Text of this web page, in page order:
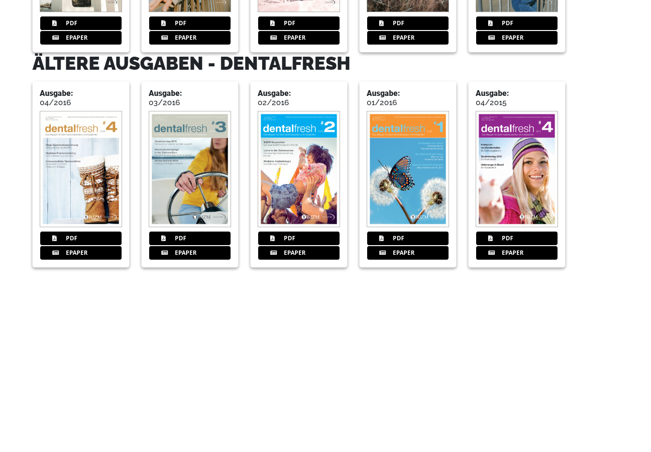
203 Tipps für den Weg zum Glück
Marc M. Galal
Dissertationspreis der DGZI 2017
23Komet Dental
24Studieren, wo andere Urlaub machen - Sommersemester 2017 Greifswald
Interview mit Jan-Philipp Schmidt und Kai Becker
GC Germany GmbH
PDF
EPAPER
PDF
EPAPER
PDF
EPAPER
PDF
EPAPER
PDF
EPAPER
ÄLTERE AUSGABEN - DENTALFRESH
Ausgabe:
04/2016
PDF
EPAPER
Ausgabe:
03/2016
PDF
EPAPER
Ausgabe:
02/2016
PDF
EPAPER
Ausgabe:
01/2016
PDF
EPAPER
Ausgabe:
04/2015
PDF
EPAPER